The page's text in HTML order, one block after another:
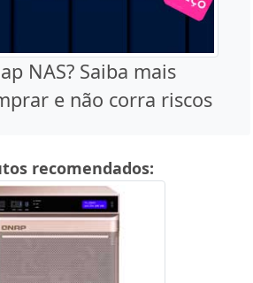
NAS? Saiba mais
e não corra riscos
recomendados: